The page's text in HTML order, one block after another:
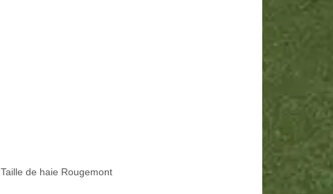
Taille de haie Rougemont